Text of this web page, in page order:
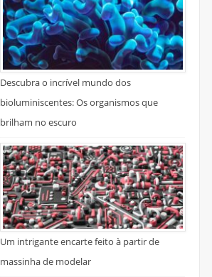
Descubra o incrível mundo dos
bioluminiscentes: Os organismos que
brilham no escuro
Um intrigante encarte feito à partir de
massinha de modelar